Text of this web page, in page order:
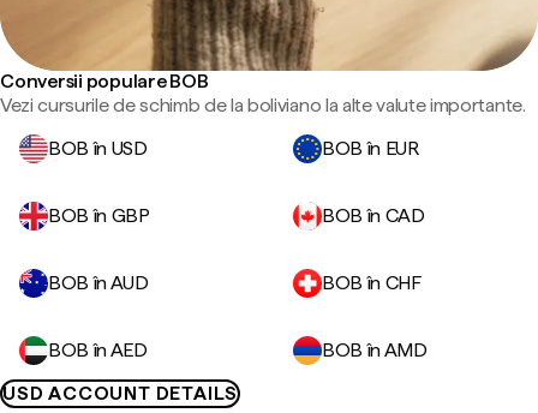
Conversii populare BOB
Vezi cursurile de schimb de la boliviano la alte valute importante.
BOB în USD
BOB în EUR
BOB în GBP BOB în CAD
BOB în AUD BOB în CHF
BOB în AED
BOB în AMD
USD ACCOUNT DETAILS